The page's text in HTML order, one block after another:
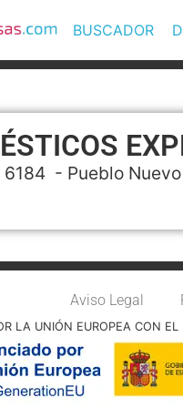
BUSCADOR
6184 - Pueblo
Aviso Legal
LA UNIÓN EUROPEA CON